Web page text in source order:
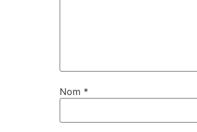
Nom *